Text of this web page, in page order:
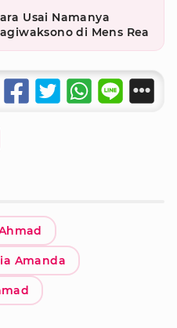
Usai Namanya
di Mens Rea
Amanda